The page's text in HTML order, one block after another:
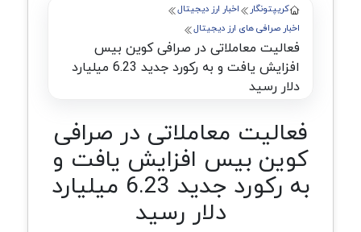
کریپتونگار
اخبار ارز دیجیتال
اخبار صرافی های ارز دیجیتال
فعالیت معاملاتی در صرافی کوین بیس
افزایش یافت و به رکورد جدید 6.23 میلیارد
دلار رسید
فعالیت معاملاتی در صرافی
کوین بیس افزایش یافت و
به رکورد جدید 6.23 میلیارد
دلار رسید